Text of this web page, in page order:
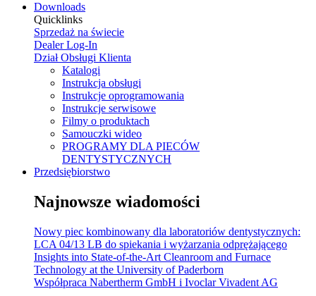
Downloads
Quicklinks
Sprzedaż na świecie
Dealer Log-In
Dział Obsługi Klienta
Katalogi
Instrukcja obsługi
Instrukcje oprogramowania
Instrukcje serwisowe
Filmy o produktach
Samouczki wideo
PROGRAMY DLA PIECÓW
DENTYSTYCZNYCH
Przedsiębiorstwo
Najnowsze wiadomości
Nowy piec kombinowany dla laboratoriów dentystycznych:
LCA 04/13 LB do spiekania i wyżarzania odprężającego
Insights into State-of-the-Art Cleanroom and Furnace
Technology at the University of Paderborn
Współpraca Nabertherm GmbH i Ivoclar Vivadent AG